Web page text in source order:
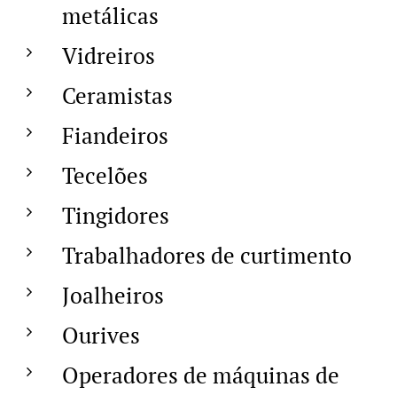
metálicas
Vidreiros
Ceramistas
Fiandeiros
Tecelões
Tingidores
Trabalhadores de curtimento
Joalheiros
Ourives
Operadores de máquinas de